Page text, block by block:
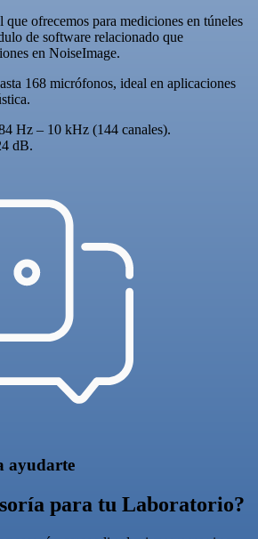
ofrecemos para mediciones en túneles
de software relacionado que
en NoiseImage.
168 micrófonos, ideal en aplicaciones
Hz – 10 kHz (144 canales).
dB.
ayudarte
para tu Laboratorio?